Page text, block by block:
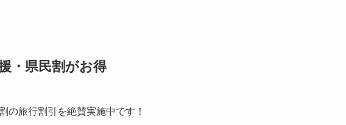
・県民割がお得
の旅行割引を絶賛実施中です！